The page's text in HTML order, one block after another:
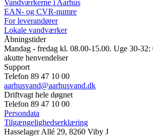
Vandværkerne i Aarhus
EAN- og CVR-numre
For leverandører
Lokale vandværker
Åbningstider
Mandag - fredag kl. 08.00-15.00. Uge 30-
akutte henvendelser
Support
Telefon 89 47 10 00
aarhusvand@aarhusvand.dk
Driftvagt hele døgnet
Telefon 89 47 10 00
Persondata
Tilgængelighedserklæring
Hasselager Allé 29, 8260 Viby J